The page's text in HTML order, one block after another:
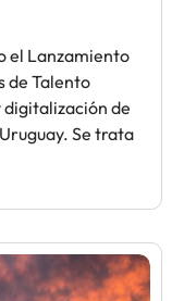
el Lanzamiento
de Talento
digitalización de
Se trata